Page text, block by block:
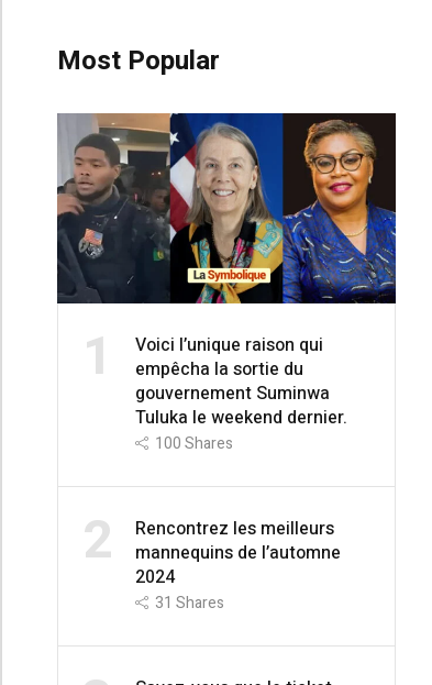
Most Popular
1
Voici l’unique raison qui
empêcha la sortie du
gouvernement Suminwa
Tuluka le weekend dernier.
100Shares
2
Rencontrez les meilleurs
mannequins de l’automne
2024
31 Shares